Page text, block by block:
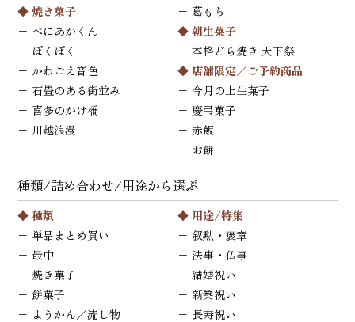
◆焼き菓子
− べにあかくん
− ぽくぽく
− かわごえ音色
−石畳のある街並み
− 喜多のかけ橋
− 川越浪漫
− 葛もち
◆ 朝生菓子
− 本格どら焼き 天下祭
◆ 店舗限定／ご予約商品
− 今月の上生菓子
− 慶弔菓子
− 赤飯
− お餅
種類/詰め合わせ/用途から選ぶ
◆ 種類
− 単品まとめ買い
−最中
− 焼き菓子
−餅菓子
− ようかん／流し物
◆ 用途/特集
− 叙勲・褒章
− 法事・仏事
− 結婚祝い
− 新築祝い
− 長寿祝い